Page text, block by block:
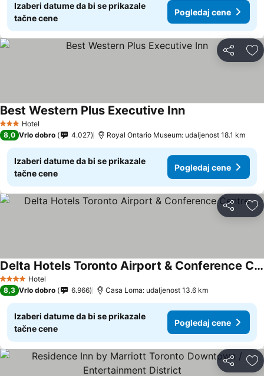
Izaberi datume da bi se prikazale
tačne cene
Pogledaj cene
Deli
3 Zvezdice
Hotel
Best Western Plus Executive Inn
8,0 Vrlo dobro 4.027 Royal Ontario Museum: udaljenost 18.1 km
Izaberi datume da bi se prikazale
tačne cene
Pogledaj cene
Deli
4 ZvezdiceHotel
Delta Hotels Toronto Airport & Conference Centre
8,3 Vrlo dobro 6.966 Casa Loma: udaljenost 13.6 km
Izaberi datume da bi se prikazale
tačne cene
Pogledaj cene
Deli